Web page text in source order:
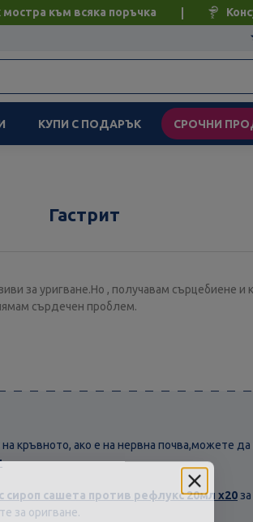
към всяка поръчка
КУПИ С ПОДАРЪК СРОЧНИ
Гастрит
за уригване.Но , получавам сърцебиене
сърдечен проблем.
кръвното, ако е на нервна почва,можете да
сироп сашета против рефлукс 20мл х20за
за оригване.